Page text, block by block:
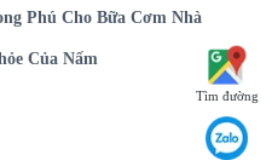
Phú Cho Bữa Cơm Nhà
Của Nấm
Tìm đường